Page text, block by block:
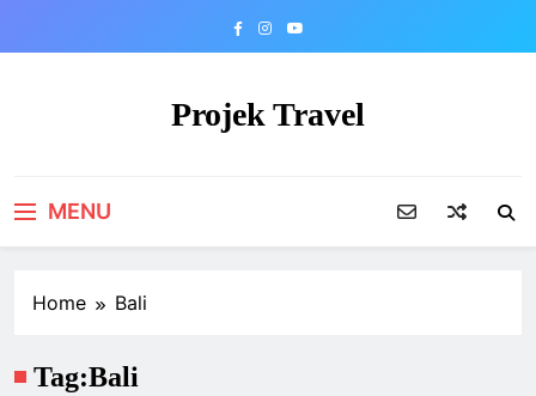
Projek Travel
MENU
Home Bali
Tag:Bali